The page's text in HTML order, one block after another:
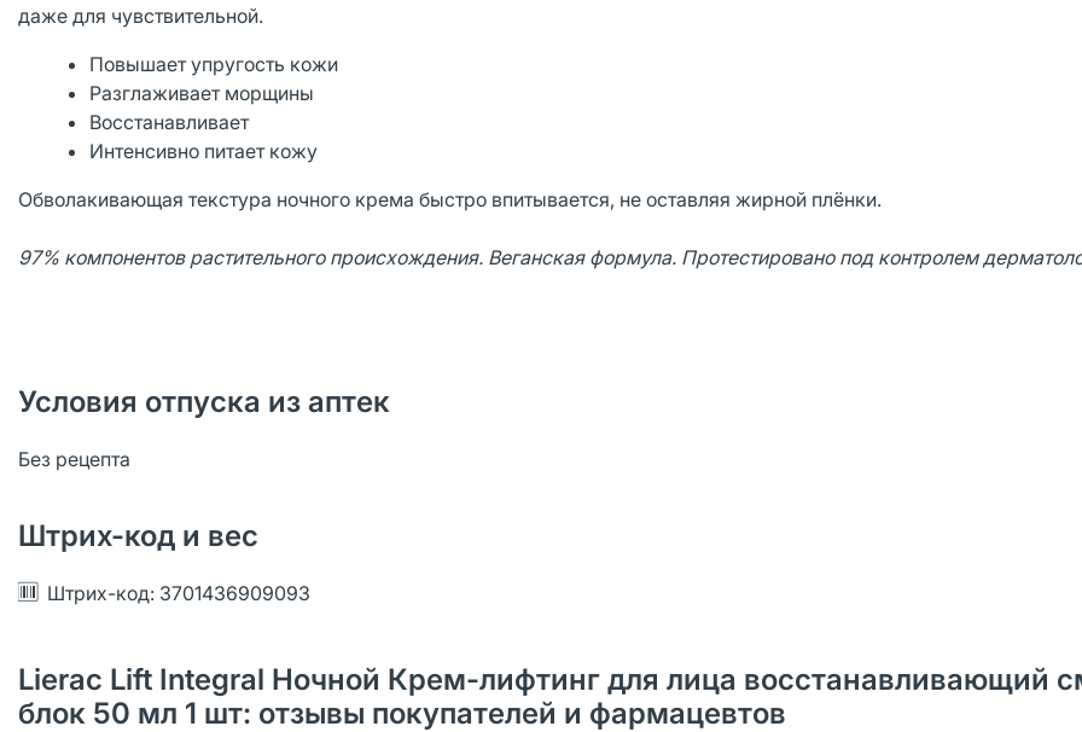
даже для чувствительной.
Повышает упругость кожи
Разглаживает морщины
Восстанавливает
Интенсивно питает кожу
Обволакивающая текстура ночного крема быстро впитывается, не оставляя жирной плёнки.
97% компонентов растительного происхождения. Веганская формула. Протестировано под контролем
Условия отпуска из аптек
Без рецепта
Штрих-код и вес
Штрих-код: 3701436909093
Lierac Lift Integral Ночной Крем-лифтинг для лица восстанавливающий
блок 50 мл 1 шт: отзывы покупателей и фармацевтов